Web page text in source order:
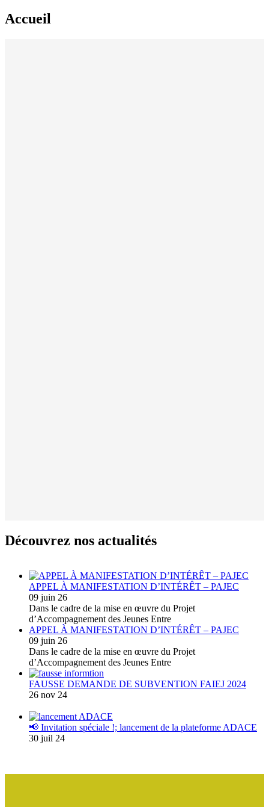
Accueil
Découvrez nos actualités
APPEL À MANIFESTATION D’INTÉRÊT – PAJEC
09 juin 26
Dans le cadre de la mise en œuvre du Projet
d’Accompagnement des Jeunes Entre
APPEL À MANIFESTATION D’INTÉRÊT – PAJEC
09 juin 26
Dans le cadre de la mise en œuvre du Projet
d’Accompagnement des Jeunes Entre
FAUSSE DEMANDE DE SUBVENTION FAIEJ 2024
26 nov 24
📢 Invitation spéciale !; lancement de la plateforme ADACE
30 juil 24